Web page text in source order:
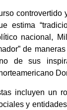
controvertido
estima
nacional,
de
de sus
incluyen un
y